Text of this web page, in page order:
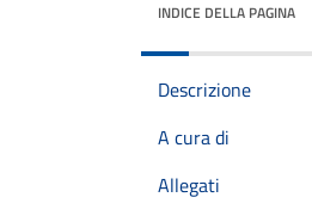
INDICE DELLA PAGINA
Descrizione
A cura di
Allegati